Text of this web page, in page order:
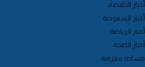
الاقتصاد
السعودية
الرياضة
الصحة
معرفية